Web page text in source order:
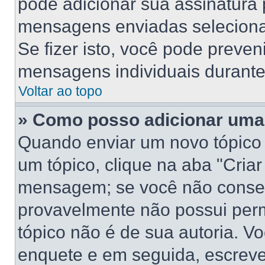
mensagens enviadas
Se fizer isto, você pode
mensagens individuais
Voltar ao topo
» Como posso adicionar
Quando enviar um novo
um tópico, clique na aba
mensagem; se você não
provavelmente não possui
tópico não é de sua autoria.
enquete e em seguida,